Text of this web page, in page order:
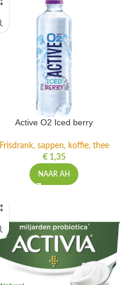
Active O2 Iced berry
Frisdrank, sappen, koffie, thee
€1,35
NAAR AH